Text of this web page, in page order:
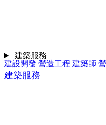
建設開發 營造工程 建築師
建築服務
建築服務